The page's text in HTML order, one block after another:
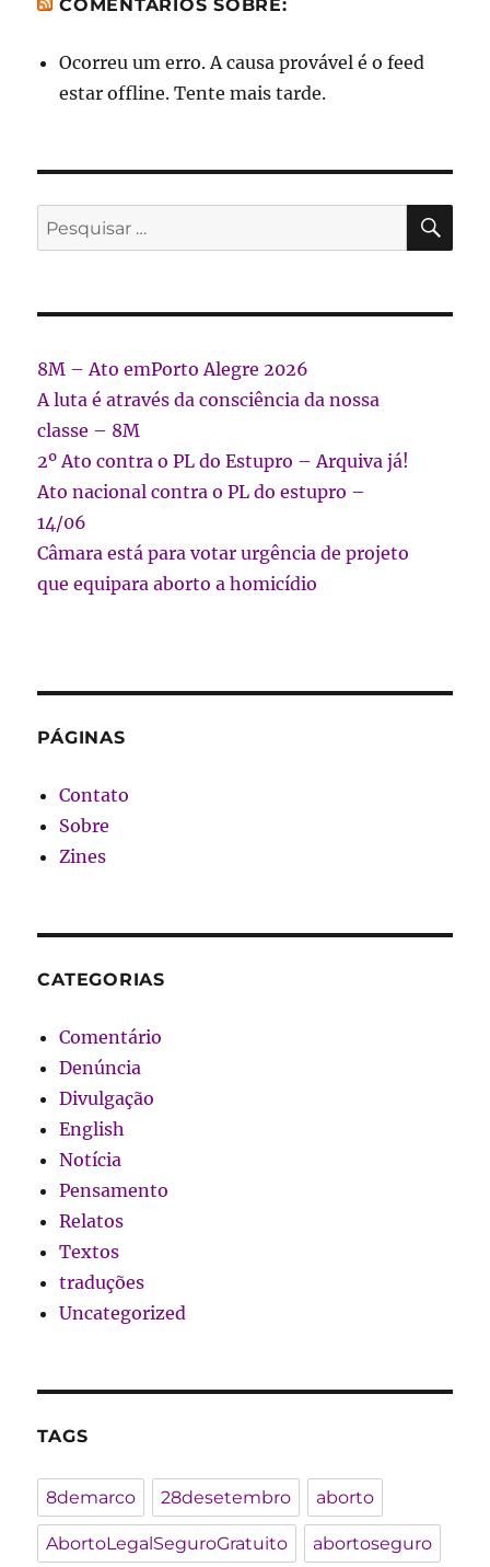
COMENTÁRIOS SOBRE:
Ocorreu um erro. A causa provável é o feed
estar offline. Tente mais tarde.
Pesquisar
por:
8M – Ato emPorto Alegre 2026
A luta é através da consciência da nossa
classe – 8M
2º Ato contra o PL do Estupro – Arquiva já!
Ato nacional contra o PL do estupro –
14/06
Câmara está para votar urgência de projeto
que equipara aborto a homicídio
PÁGINAS
Contato
Sobre
Zines
CATEGORIAS
Comentário
Denúncia
Divulgação
English
Notícia
Pensamento
Relatos
Textos
traduções
Uncategorized
TAGS
8demarco 28desetembro aborto
AbortoLegalSeguroGratuito abortoseguro